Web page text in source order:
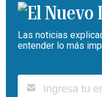
Las noticias
entender lo más